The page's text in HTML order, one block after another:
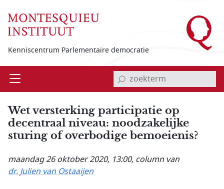
Kenniscentrum Parlementaire democratie
Open invoerveld zoekterm
Wet versterking participatie op
decentraal niveau: noodzakelijke
sturing of overbodige bemoeienis?
maandag 26 oktober 2020, 13:00, column van
dr. Julien van Ostaaijen